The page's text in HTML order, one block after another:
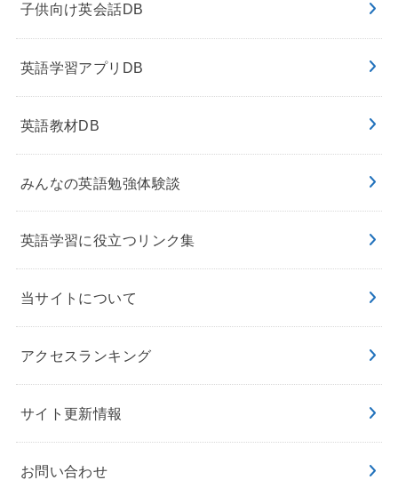
子供向け英会話DB
英語学習アプリDB
英語教材DB
みんなの英語勉強体験談
英語学習に役立つリンク集
当サイトについて
アクセスランキング
サイト更新情報
お問い合わせ